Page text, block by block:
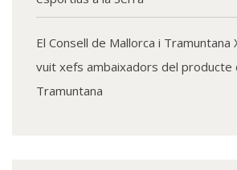
El Consell de Mallorca i Tramuntana
vuit xefs ambaixadors del producte
Tramuntana